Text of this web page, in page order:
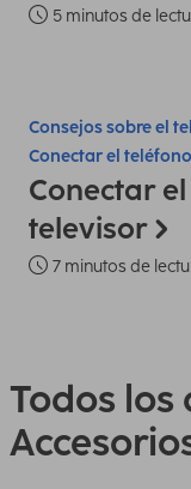
5 minutos de
Consejos sobre el
Conectar el
Conectar
televisor
7 minutos de
Todos los